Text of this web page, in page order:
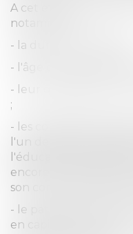
A cet effet, le juge
notamment :
- la durée du mariage ;
- l'âge et l'état de
- leur qualification et
;
- les conséquences
l'un des époux
l'éducation des
encore y consacrer
son conjoint au
- le patrimoine
en capital qu'en